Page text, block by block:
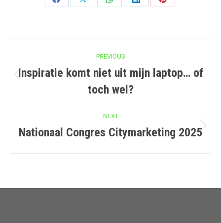
Share
Share
Share
Share
Share
navigation
PREVIOUS
post:
Inspiratie komt niet uit mijn laptop… of
toch wel?
NEXT
Next
Nationaal Congres Citymarketing 2025